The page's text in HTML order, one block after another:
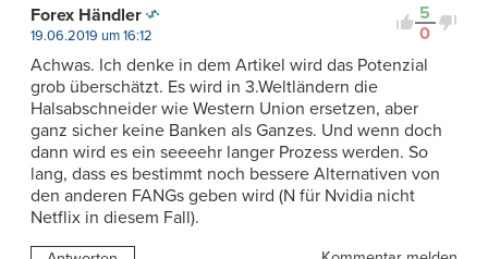
5
0
Forex Händler
19.06.2019 um 16:12
Achwas. Ich denke in dem Artikel wird das Potenzial
grob überschätzt. Es wird in 3.Weltländern die
Halsabschneider wie Western Union ersetzen, aber
ganz sicher keine Banken als Ganzes. Und wenn doch
dann wird es ein seeeehr langer Prozess werden. So
lang, dass es bestimmt noch bessere Alternativen von
den anderen FANGs geben wird (N für Nvidia nicht
Netflix in diesem Fall).